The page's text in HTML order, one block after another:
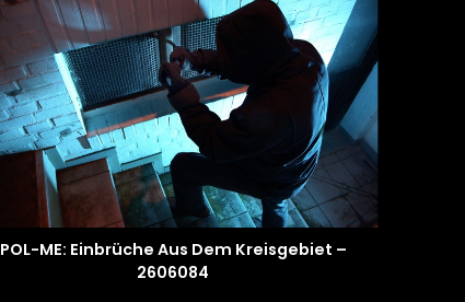
POL-ME: Einbrüche Aus Dem Kreisgebiet –
2606084